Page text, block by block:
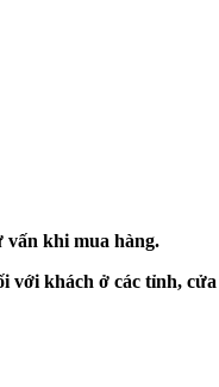
vấn khi mua hàng.
khách ở các tỉnh, cửa